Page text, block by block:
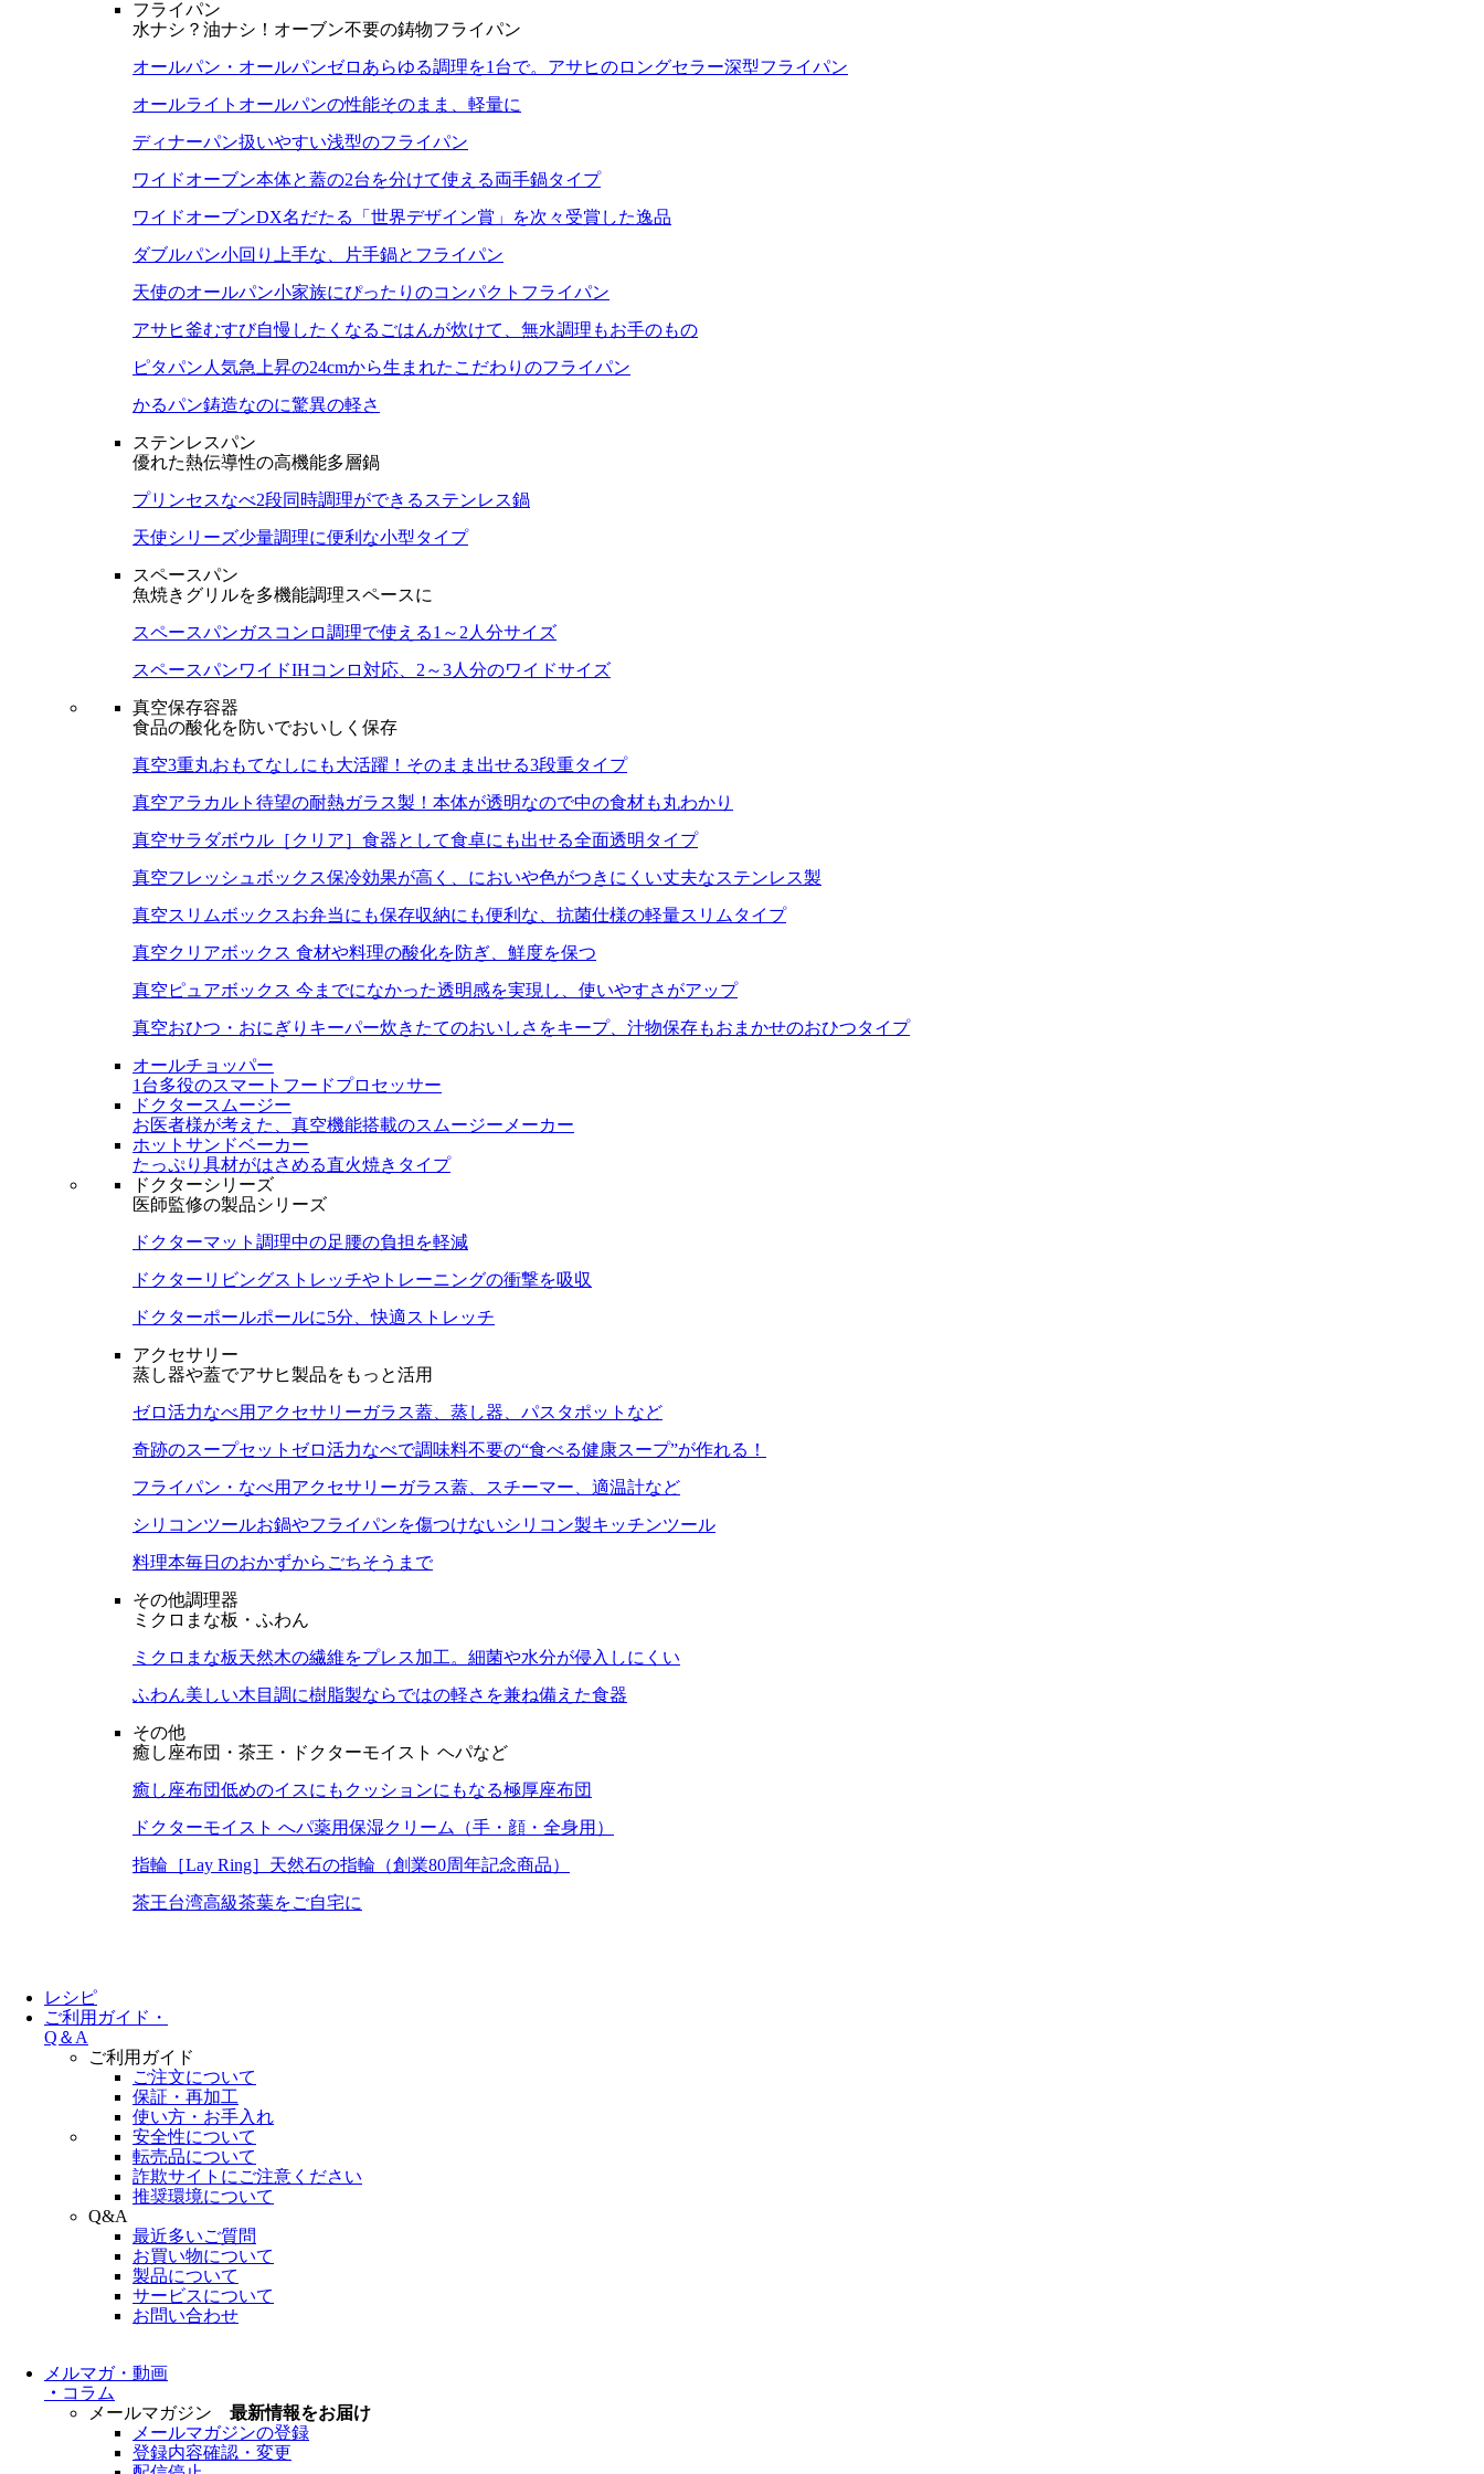
フライパン
水ナシ？油ナシ！オーブン不要の鋳物フライパン
オールパン・オールパンゼロ あらゆる調理を1台で。アサヒのロングセラー深型フライパン
オールライト オールパンの性能そのまま、軽量に
ディナーパン扱いやすい浅型のフライパン
ワイドオーブン本体と蓋の2台を分けて使える両手鍋タイプ
ワイドオーブンDX名だたる「世界デザイン賞」を次々受賞した逸品
ダブルパン小回り上手な、片手鍋とフライパン
天使のオールパン小家族にぴったりのコンパクトフライパン
アサヒ釜むすび自慢したくなるごはんが炊けて、無水調理もお手のもの
ピタパン 人気急上昇の24cmから生まれたこだわりのフライパン
かるパン鋳造なのに驚異の軽さ
ステンレスパン
優れた熱伝導性の高機能多層鍋
プリンセスなべ2段同時調理ができるステンレス鍋
天使シリーズ少量調理に便利な小型タイプ
スペースパン
魚焼きグリルを多機能調理スペースに
スペースパンガスコンロ調理で使える1～2人分サイズ
スペースパンワイドIHコンロ対応、2～3人分のワイドサイズ
真空保存容器
食品の酸化を防いでおいしく保存
真空3重丸おもてなしにも大活躍！そのまま出せる3段重タイプ
真空アラカルト 待望の耐熱ガラス製！本体が透明なので中の食材も丸わかり
真空サラダボウル［クリア］ 食器として食卓にも出せる全面透明タイプ
真空フレッシュボックス保冷効果が高く、においや色がつきにくい丈夫なステンレス製
真空スリムボックスお弁当にも保存収納にも便利な、抗菌仕様の軽量スリムタイプ
真空クリアボックス 食材や料理の酸化を防ぎ、鮮度を保つ
真空ピュアボックス 今までになかった透明感を実現し、使いやすさがアップ
真空おひつ・おにぎりキーパー炊きたてのおいしさをキープ、汁物保存もおまかせのおひつタイプ
オールチョッパー
1台多役のスマートフードプロセッサー
ドクタースムージー
お医者様が考えた、真空機能搭載のスムージーメーカー
ホットサンドベーカー
たっぷり具材がはさめる直火焼きタイプ
ドクターシリーズ
医師監修の製品シリーズ
ドクターマット 調理中の足腰の負担を軽減
ドクターリビングストレッチやトレーニングの衝撃を吸収
ドクターポールポールに5分、快適ストレッチ
アクセサリー
蒸し器や蓋でアサヒ製品をもっと活用
ゼロ活力なべ用アクセサリーガラス蓋、蒸し器、パスタポットなど
奇跡のスープセット ゼロ活力なべで調味料不要の“食べる健康スープ”が作れる！
フライパン・なべ用アクセサリーガラス蓋、スチーマー、適温計など
シリコンツールお鍋やフライパンを傷つけないシリコン製キッチンツール
料理本毎日のおかずからごちそうまで
その他調理器
ミクロまな板・ふわん
ミクロまな板天然木の繊維をプレス加工。細菌や水分が侵入しにくい
ふわん美しい木目調に樹脂製ならではの軽さを兼ね備えた食器
その他
癒し座布団・茶王・ドクターモイスト ヘパなど
癒し座布団低めのイスにもクッションにもなる極厚座布団
ドクターモイスト へパ薬用保湿クリーム（手・顔・全身用）
指輪［Lay Ring］ 天然石の指輪（創業80周年記念商品）
茶王台湾高級茶葉をご自宅に
レシピ
ご利用ガイド・
Q＆A
ご利用ガイド
ご注文について
保証・再加工
使い方・お手入れ
安全性について
転売品について
詐欺サイトにご注意ください
推奨環境について
Q&A
最近多いご質問
お買い物について
製品について
サービスについて
お問い合わせ
メルマガ・動画
・ コラム
メールマガジン 最新情報をお届け
メールマガジンの登録
登録内容確認・変更